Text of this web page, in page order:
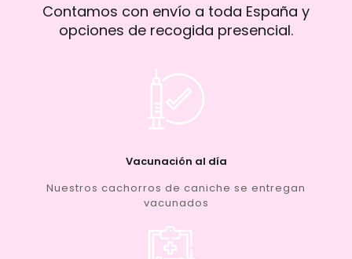
Contamos con envío a toda España y
opciones de recogida presencial.
Vacunación al día
Nuestros cachorros de caniche se entregan
vacunados